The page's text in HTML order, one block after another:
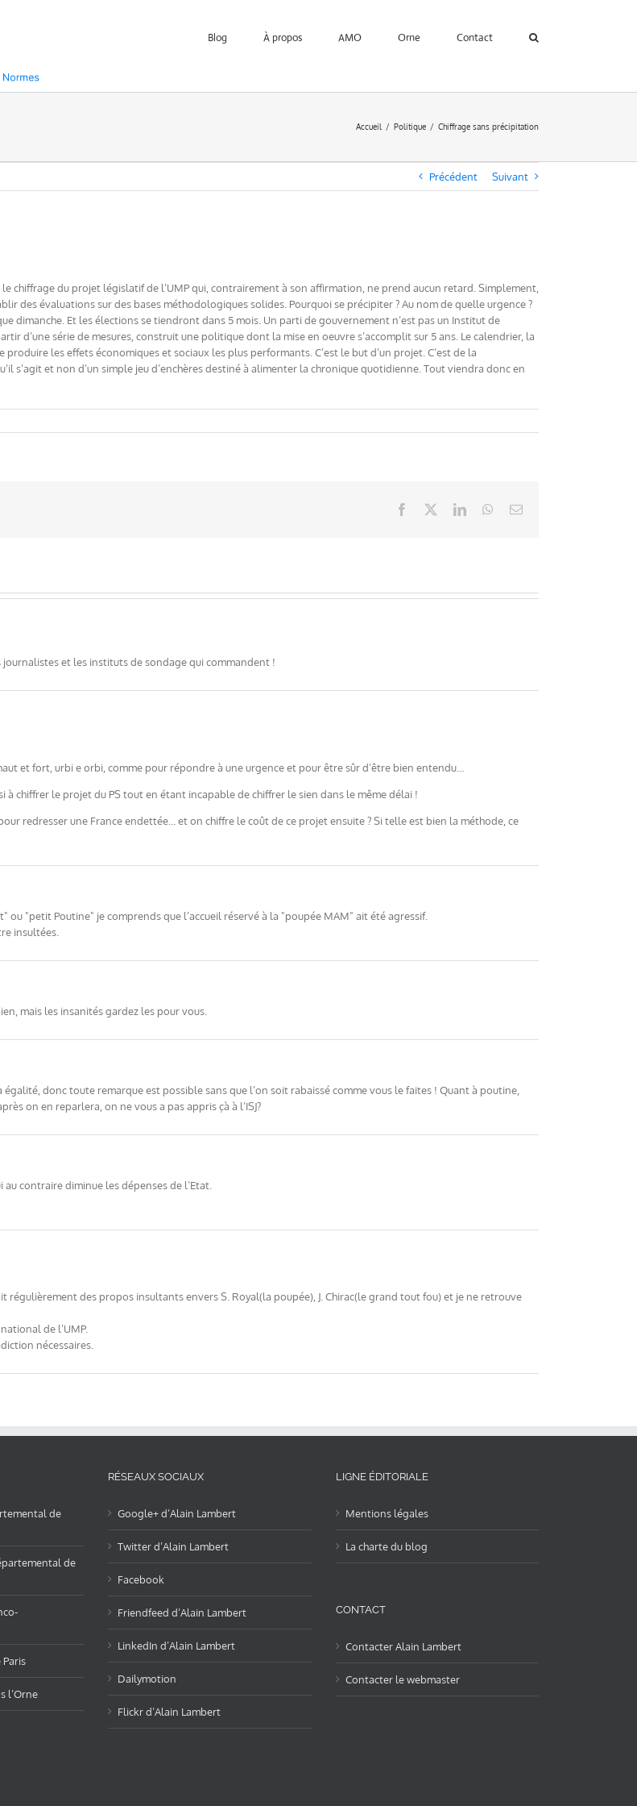
Blog À propos AMO Orne Contact
Accueil Politique Chiffrage sans précipitation
Précédent Suivant
chiffrage du projet législatif de l’UMP qui, contrairement à son affirmation, ne prend aucun retard. Simplement,
des évaluations sur des bases méthodologiques solides. Pourquoi se précipiter ? Au nom de quelle urgence ?
dimanche. Et les élections se tiendront dans 5 mois. Un parti de gouvernement n’est pas un Institut de
d’une série de mesures, construit une politique dont la mise en oeuvre s’accomplit sur 5 ans. Le calendrier, la
les effets économiques et sociaux les plus performants. C’est le but d’un projet. C’est de la
s’agit et non d’un simple jeu d’enchères destiné à alimenter la chronique quotidienne. Tout viendra donc en
Facebook LinkedInWhatsApp
Email
et les instituts de sondage qui commandent !
et fort, urbi e orbi, comme pour répondre à une urgence et pour être sûr d’être bien entendu…
à chiffrer le projet du PS tout en étant incapable de chiffrer le sien dans le même délai !
redresser une France endettée… et on chiffre le coût de ce projet ensuite ? Si telle est bien la méthode, ce
"petit Poutine" je comprends que l’accueil réservé à la "poupée MAM" ait été agressif.
insultées.
mais les insanités gardez les pour vous.
donc toute remarque est possible sans que l’on soit rabaissé comme vous le faites ! Quant à poutine,
on en reparlera, on ne vous a pas appris çà à l’ISJ?
contraire diminue les dépenses de l’Etat.
régulièrement des propos insultants envers S. Royal(la poupée), J. Chirac(le grand tout fou) et je ne retrouve
de l’UMP.
nécessaires.
de
de
Paris
l’Orne
RÉSEAUX SOCIAUX
Google+ d’Alain Lambert
Twitter d’Alain Lambert
Facebook
Friendfeed d’Alain Lambert
LinkedIn d’Alain Lambert
Dailymotion
Flickr d’Alain Lambert
LIGNE ÉDITORIALE
Mentions légales
La charte du blog
CONTACT
Contacter Alain Lambert
Contacter le webmaster